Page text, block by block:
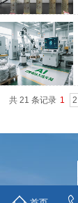
共 21 条记录 1 2